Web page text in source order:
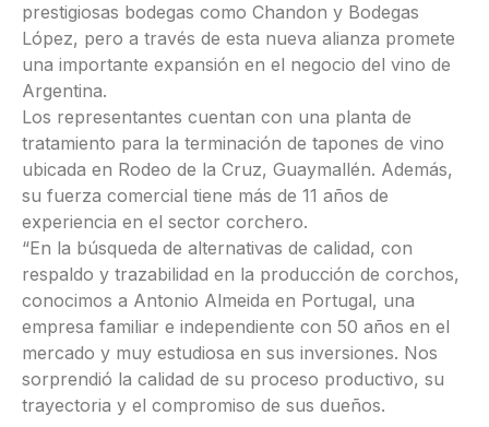
prestigiosas bodegas como Chandon y Bodegas
López, pero a través de esta nueva alianza promete
una importante expansión en el negocio del vino de
Argentina.
Los representantes cuentan con una planta de
tratamiento para la terminación de tapones de vino
ubicada en Rodeo de la Cruz, Guaymallén. Además,
su fuerza comercial tiene más de 11 años de
experiencia en el sector corchero.
“En la búsqueda de alternativas de calidad, con
respaldo y trazabilidad en la producción de corchos,
conocimos a Antonio Almeida en Portugal, una
empresa familiar e independiente con 50 años en el
mercado y muy estudiosa en sus inversiones. Nos
sorprendió la calidad de su proceso productivo, su
trayectoria y el compromiso de sus dueños.